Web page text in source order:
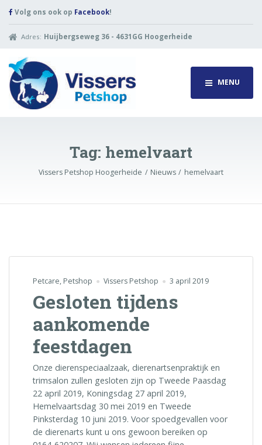
Volg ons ook op Facebook!
Adres: Huijbergseweg 36 - 4631GG Hoogerheide
MENU
Tag: hemelvaart
Vissers Petshop Hoogerheide Nieuws hemelvaart
Petcare, Petshop Vissers Petshop 3 april 2019
Gesloten tijdens
aankomende
feestdagen
Onze dierenspeciaalzaak, dierenartsenpraktijk en
trimsalon zullen gesloten zijn op Tweede Paasdag
22 april 2019, Koningsdag 27 april 2019,
Hemelvaartsdag 30 mei 2019 en Tweede
Pinksterdag 10 juni 2019. Voor spoedgevallen voor
de dierenarts kunt u ons gewoon bereiken op